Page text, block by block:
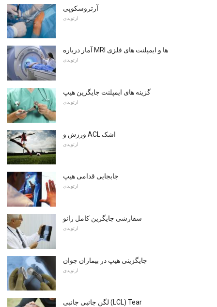
آرتروسکوپی
ارتوپدی
آمار درباره MRI ها و ایمپلنت های فلزی
ارتوپدی
گزینه های ایمپلنت جایگزین هیپ
ارتوپدی
ورزش و ACL اشک
ارتوپدی
جابجایی قدامی هیپ
ارتوپدی
سفارشی جایگزین کامل زانو
ارتوپدی
جایگزینی هیپ در بیماران جوان
ارتوپدی
لگن جانبی جانبی (LCL) Tear